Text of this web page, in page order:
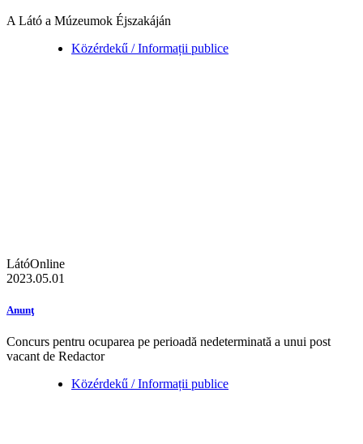
A Látó a Múzeumok Éjszakáján
Közérdekű / Informații publice
LátóOnline
2023.05.01
Anunţ
Concurs pentru ocuparea pe perioadă nedeterminată a unui post
vacant de Redactor
Közérdekű / Informații publice